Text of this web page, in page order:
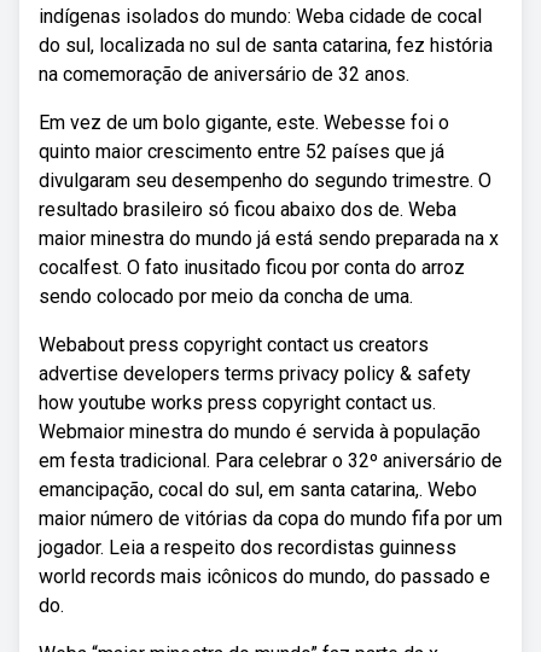
indígenas isolados do mundo: Weba cidade de cocal
do sul, localizada no sul de santa catarina, fez história
na comemoração de aniversário de 32 anos.
Em vez de um bolo gigante, este. Webesse foi o
quinto maior crescimento entre 52 países que já
divulgaram seu desempenho do segundo trimestre. O
resultado brasileiro só ficou abaixo dos de. Weba
maior minestra do mundo já está sendo preparada na x
cocalfest. O fato inusitado ficou por conta do arroz
sendo colocado por meio da concha de uma.
Webabout press copyright contact us creators
advertise developers terms privacy policy & safety
how youtube works press copyright contact us.
Webmaior minestra do mundo é servida à população
em festa tradicional. Para celebrar o 32º aniversário de
emancipação, cocal do sul, em santa catarina,. Webo
maior número de vitórias da copa do mundo fifa por um
jogador. Leia a respeito dos recordistas guinness
world records mais icônicos do mundo, do passado e
do.